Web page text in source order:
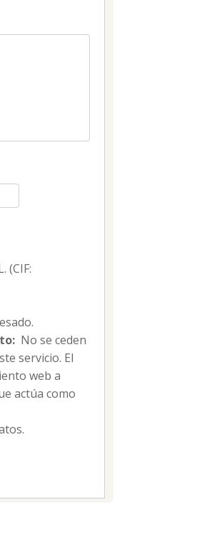
(CIF:
No se ceden
servicio. El
web a
actúa como